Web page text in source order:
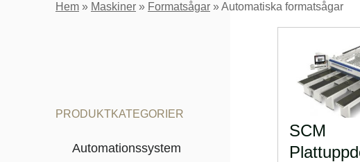
Hem » Maskiner » Formatsågar »Automatiska formatsågar
PRODUKTKATEGORIER
Automationssystem
SCM